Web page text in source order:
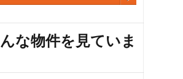
な物件を見ていま